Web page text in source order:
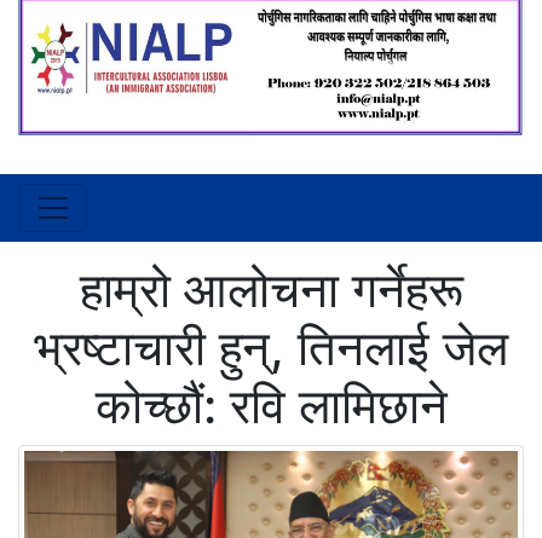
हाम्रो आलोचना गर्नेहरू
भ्रष्टाचारी हुन्, तिनलाई जेल
कोच्छौं: रवि लामिछाने